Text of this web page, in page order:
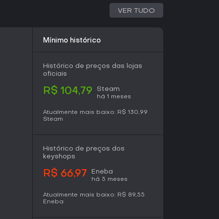
dos desenvolvedores. Patches anteriores
F40 LM e pistas como Road Atlanta, além de
ausências de recursos.
que valorizam física autêntica e variedade
apelo em sua fase de Early Access,
multiplayer como o Daily Racing Portal.
o manuseio excepcional dos carros e o
mista. Se você curte ajustar setups e
dedicados; já quem busca uma
VER TUDO
Mínimo histórico
Histórico de preços das lojas
oficiais
R$ 104,79 Steam
há 1 meses
Atualmente mais baixo: R$ 130,99
Steam
Histórico de preços dos
keyshops
R$ 66,97 Eneba
há 5 meses
Atualmente mais baixo: R$ 89,55
Eneba